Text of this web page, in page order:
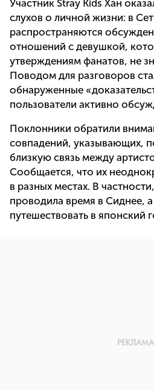
Участник Stray Kids Хан
слухов о личной жизни: в
распространяются
отношений с девушкой,
утверждениям фанатов, не
Поводом для разговоров
обнаруженные
пользователи активно
Поклонники обратили
совпадений, указывающих,
близкую связь между
Сообщается, что их
в разных местах. В
проводила время в Сиднее,
путешествовать в японский